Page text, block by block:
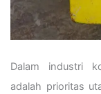
Dalam industri
adalah prioritas